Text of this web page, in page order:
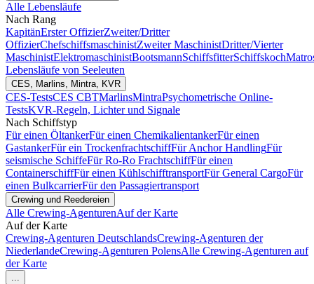
Alle Lebensläufe
Nach Rang
KapitänErster OffizierZweiter/Dritter
OffizierChefschiffsmaschinistZweiter MaschinistDritter/Vierter
MaschinistElektromaschinistBootsmannSchiffsfitterSchiffskoch
Lebensläufe von Seeleuten
CES, Marlins, Mintra, KVR
CES-TestsCES CBTMarlinsMintraPsychometrische Online-
TestsKVR-Regeln, Lichter und Signale
Nach Schiffstyp
Für einen ÖltankerFür einen ChemikalientankerFür einen
GastankerFür ein TrockenfrachtschiffFür Anchor HandlingFür
seismische SchiffeFür Ro-Ro FrachtschiffFür einen
ContainerschiffFür einen KühlschifftransportFür General CargoFür
einen BulkcarrierFür den Passagiertransport
Crewing und Reedereien
Alle Crewing-AgenturenAuf der Karte
Auf der Karte
Crewing-Agenturen DeutschlandsCrewing-Agenturen der
NiederlandeCrewing-Agenturen PolensAlle Crewing-Agenturen auf
der Karte
...